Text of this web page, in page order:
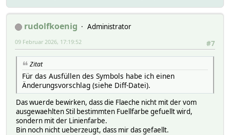
rudolfkoenig
Administrator
#7
09 Februar 2026, 17:19:52
Zitat
Für das Ausfüllen des Symbols habe ich einen
Änderungsvorschlag (siehe Diff-Datei).
Das wuerde bewirken, dass die Flaeche nicht mit der vom
ausgewaehlten Stil bestimmten Fuellfarbe gefuellt wird,
sondern mit der Linienfarbe.
Bin noch nicht ueberzeugt, dass mir das gefaellt.